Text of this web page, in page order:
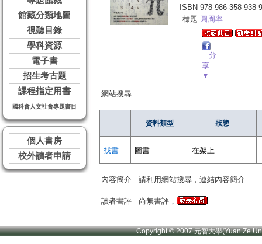
館藏分類地圖
視聽目錄
學科資源
電子書
招生考古題
課程指定用書
國科會人文社會專題書目
個人書房
校外讀者申請
ISBN 978-986-358-938-9
標題 圓周率
分
享
▼
網站搜尋
資料類型 狀態
找書 圖書 在架上
內容簡介 請利用網站搜尋，連結內容簡介
讀者書評 尚無書評，
Copyright © 2007 元智大學(Yuan Ze